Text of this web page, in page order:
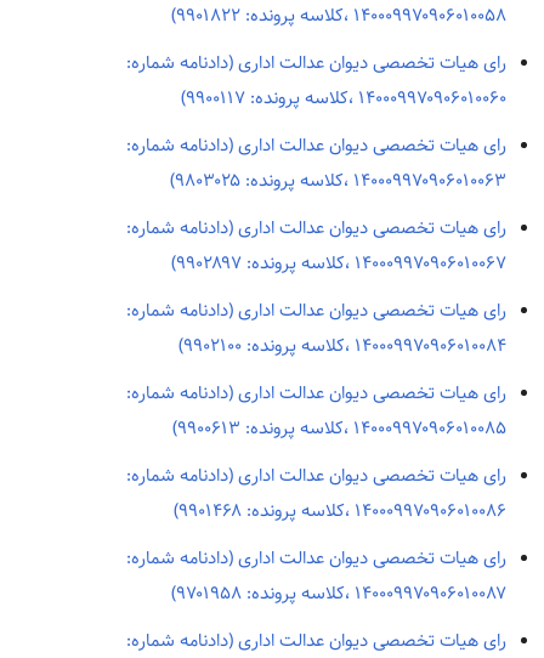
۱۴۰۰۰۹۹۷۰۹۰۶۰۱۰۰۵۸ ،کلاسه پرونده: ۹۹۰۱۸۲۲)
رای هیات تخصصی دیوان عدالت اداری (دادنامه شماره:
۱۴۰۰۰۹۹۷۰۹۰۶۰۱۰۰۶۰ ،کلاسه پرونده: ۹۹۰۰۱۱۷)
رای هیات تخصصی دیوان عدالت اداری (دادنامه شماره:
۱۴۰۰۰۹۹۷۰۹۰۶۰۱۰۰۶۳ ،کلاسه پرونده: ۹۸۰۳۰۲۵)
رای هیات تخصصی دیوان عدالت اداری (دادنامه شماره:
۱۴۰۰۰۹۹۷۰۹۰۶۰۱۰۰۶۷ ،کلاسه پرونده: ۹۹۰۲۸۹۷)
رای هیات تخصصی دیوان عدالت اداری (دادنامه شماره:
۱۴۰۰۰۹۹۷۰۹۰۶۰۱۰۰۸۴ ،کلاسه پرونده: ۹۹۰۲۱۰۰)
رای هیات تخصصی دیوان عدالت اداری (دادنامه شماره:
۱۴۰۰۰۹۹۷۰۹۰۶۰۱۰۰۸۵ ،کلاسه پرونده: ۹۹۰۰۶۱۳)
رای هیات تخصصی دیوان عدالت اداری (دادنامه شماره:
۱۴۰۰۰۹۹۷۰۹۰۶۰۱۰۰۸۶ ،کلاسه پرونده: ۹۹۰۱۴۶۸)
رای هیات تخصصی دیوان عدالت اداری (دادنامه شماره:
۱۴۰۰۰۹۹۷۰۹۰۶۰۱۰۰۸۷ ،کلاسه پرونده: ۹۷۰۱۹۵۸)
رای هیات تخصصی دیوان عدالت اداری (دادنامه شماره: